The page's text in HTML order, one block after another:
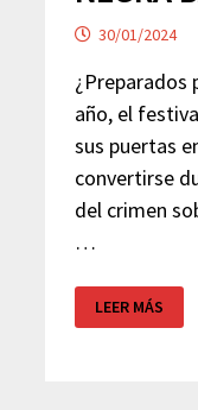
30/01/2024
¿Preparados
año, el
sus puertas
convertirse
del crimen
…
BCNEGRA
2024
–
LEER MÁS